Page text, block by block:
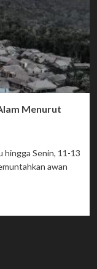
Menurut
Senin, 11-13
awan